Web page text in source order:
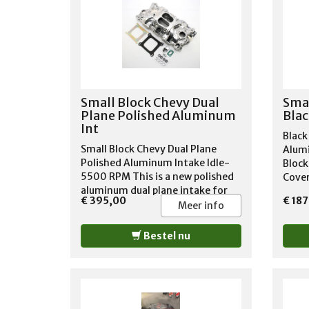
compatible. For '55-'94 262,
283, 302, 305, 307, 327, 350, and
and
with
on
Small Block Chevy Dual
Plane Polished Aluminum
Int
Small Block Chevy Dual Plane
Polished Aluminum Intake Idle-
5500 RPM This is a new polished
aluminum dual plane intake for
small block Chevy. Manifold
€ 395,00 Meer info
Bestel nu
top.
€